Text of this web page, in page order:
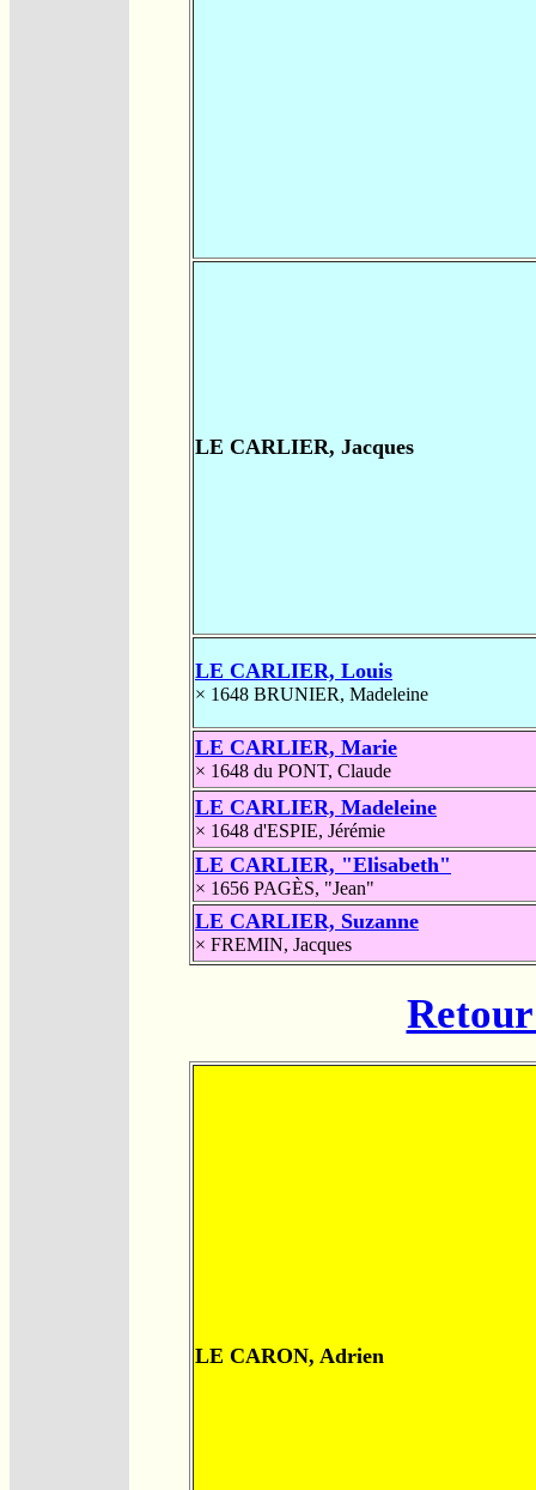
LE CARLIER, Jacques
LE CARLIER, Louis
× 1648 BRUNIER, Madeleine
LE CARLIER, Marie
× 1648 du PONT, Claude
LE CARLIER, Madeleine
× 1648 d'ESPIE, Jérémie
LE CARLIER, "Elisabeth"
× 1656 PAGÈS, "Jean"
LE CARLIER, Suzanne
× FREMIN, Jacques
LE CARON, Adrien